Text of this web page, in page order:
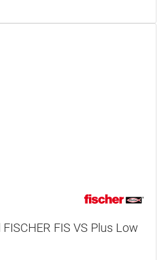
FIS VS Plus Low